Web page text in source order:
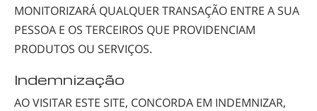
MONITORIZARÁ QUALQUER TRANSAÇÃO ENTRE A SUA
PESSOA E OS TERCEIROS QUE PROVIDENCIAM
PRODUTOS OU SERVIÇOS.
Indemnização
AO VISITAR ESTE SITE, CONCORDA EM INDEMNIZAR,